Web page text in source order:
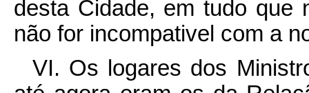
desta Cidade, em tudo que
não for incompativel com a
VI. Os logares dos